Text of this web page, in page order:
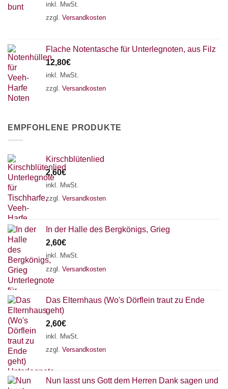
inkl. MwSt.
zzgl. Versandkosten
Flache Notentasche für Unterlegnoten, aus Filz
12,80€
inkl. MwSt.
zzgl. Versandkosten
EMPFOHLENE PRODUKTE
Kirschblütenlied
2,60€
inkl. MwSt.
zzgl. Versandkosten
In der Halle des Bergkönigs, Grieg
2,60€
inkl. MwSt.
zzgl. Versandkosten
Das Elternhaus (Wo's Dörflein traut zu Ende
geht)
2,60€
inkl. MwSt.
zzgl. Versandkosten
Nun lasst uns Gott dem Herren Dank sagen und